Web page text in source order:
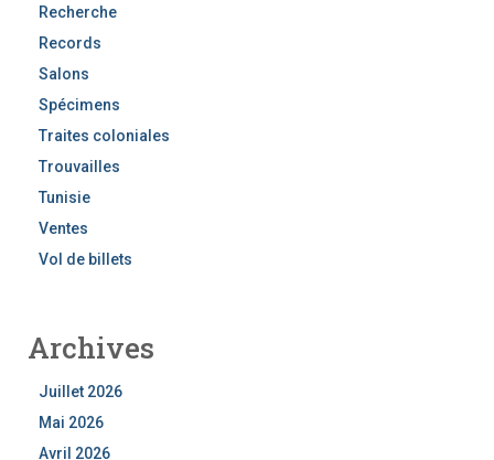
Recherche
Records
Salons
Spécimens
Traites coloniales
Trouvailles
Tunisie
Ventes
Vol de billets
Archives
Juillet 2026
Mai 2026
Avril 2026